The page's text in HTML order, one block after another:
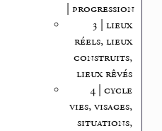
| progression
3 | lieux
réels, lieux
construits,
lieux rêvés
4 | cycle
vies, visages,
situations,